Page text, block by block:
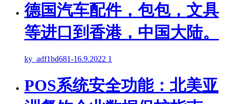
德国汽车配件，包包，文具
等进口到香港，中国大陆。
ky_adf1bd681-16.9.2022 1
POS系统安全功能：北美亚